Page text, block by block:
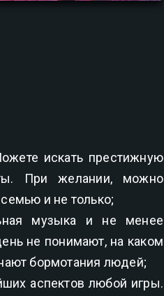
искать престижную
При желании, можно
и не только;
музыка и не менее
не понимают, на каком
бормотания людей;
аспектов любой игры.